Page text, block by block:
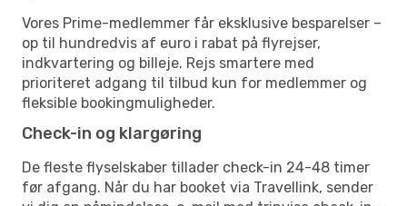
Vores Prime-medlemmer får eksklusive besparelser –
op til hundredvis af euro i rabat på flyrejser,
indkvartering og billeje. Rejs smartere med
prioriteret adgang til tilbud kun for medlemmer og
fleksible bookingmuligheder.
Check-in og klargøring
De fleste flyselskaber tillader check-in 24-48 timer
før afgang. Når du har booket via Travellink, sender